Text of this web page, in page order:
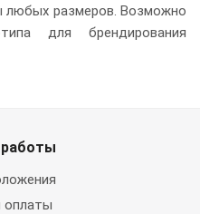
размеров. Возможно
для брендирования